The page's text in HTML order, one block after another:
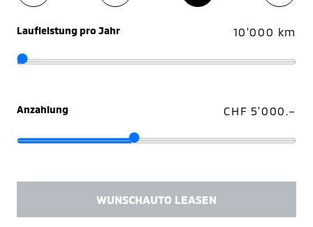
Laufleistung pro Jahr 10'000 km
Anzahlung CHF 5'000.–
WUNSCHAUTO LEASEN